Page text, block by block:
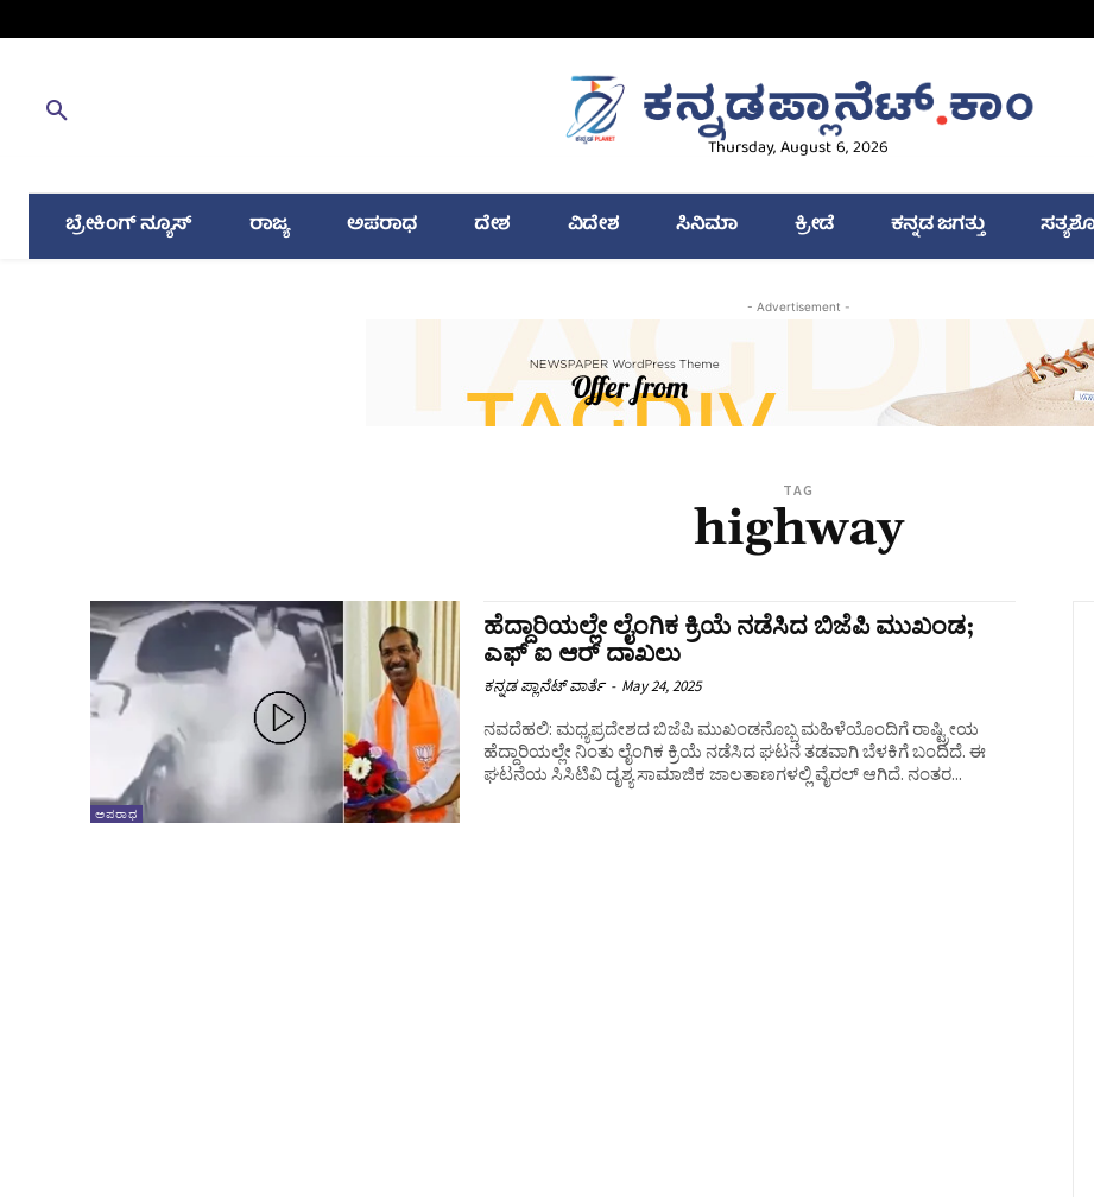
Thursday, August 6, 2026
ಬ್ರೇಕಿಂಗ್ ನ್ಯೂಸ್ ರಾಜ್ಯ ಅಪರಾಧ ದೇಶ ವಿದೇಶ ಸಿನಿಮಾ ಕ್ರೀಡೆ ಕನ್ನಡ ಜಗತ್ತು
- Advertisement -
TAG
highway
ಅಪರಾಧ
ಹೆದ್ದಾರಿಯಲ್ಲೇ ಲೈಂಗಿಕ ಕ್ರಿಯೆ ನಡೆಸಿದ ಬಿಜೆಪಿ ಮುಖಂಡ;
ಎಫ್‌ ಐ ಆರ್ ದಾಖಲು
ಕನ್ನಡ ಪ್ಲಾನೆಟ್ ವಾರ್ತೆ - May 24, 2025
ನವದೆಹಲಿ: ಮಧ್ಯಪ್ರದೇಶದ ಬಿಜೆಪಿ ಮುಖಂಡನೊಬ್ಬ ಮಹಿಳೆಯೊಂದಿಗೆ ರಾಷ್ಟ್ರೀಯ
ಹೆದ್ದಾರಿಯಲ್ಲೇ ನಿಂತು ಲೈಂಗಿಕ ಕ್ರಿಯೆ ನಡೆಸಿದ ಘಟನೆ ತಡವಾಗಿ ಬೆಳಕಿಗೆ ಬಂದಿದೆ. ಈ
ಘಟನೆಯ ಸಿಸಿಟಿವಿ ದೃಶ್ಯ ಸಾಮಾಜಿಕ ಜಾಲತಾಣಗಳಲ್ಲಿ ವೈರಲ್ ಆಗಿದೆ. ನಂತರ...